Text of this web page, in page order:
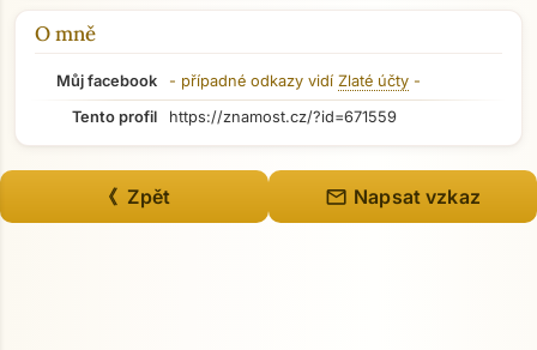
O mně
Můj facebook - případné odkazy vidí Zlaté účty -
Tento profil
https://znamost.cz/?id=671559
《 Zpět mail Napsat vzkaz